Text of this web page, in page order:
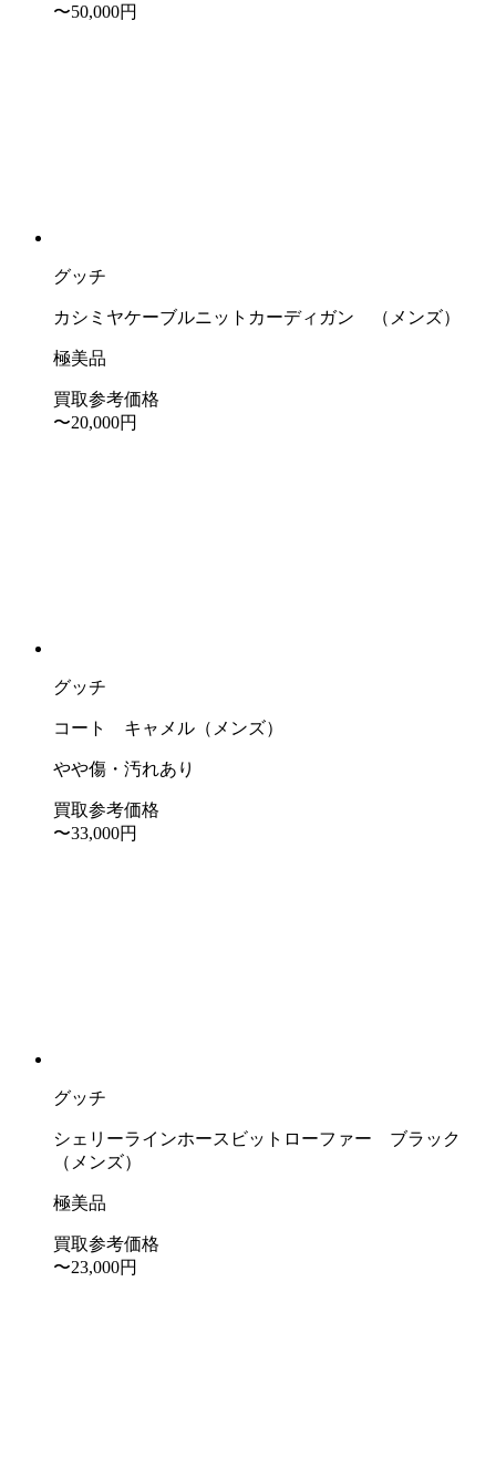
〜50,000円
グッチ
カシミヤケーブルニットカーディガン （メンズ）
極美品
買取参考価格
〜20,000円
グッチ
コート キャメル（メンズ）
やや傷・汚れあり
買取参考価格
〜33,000円
グッチ
シェリーラインホースビットローファー ブラック
（メンズ）
極美品
買取参考価格
〜23,000円